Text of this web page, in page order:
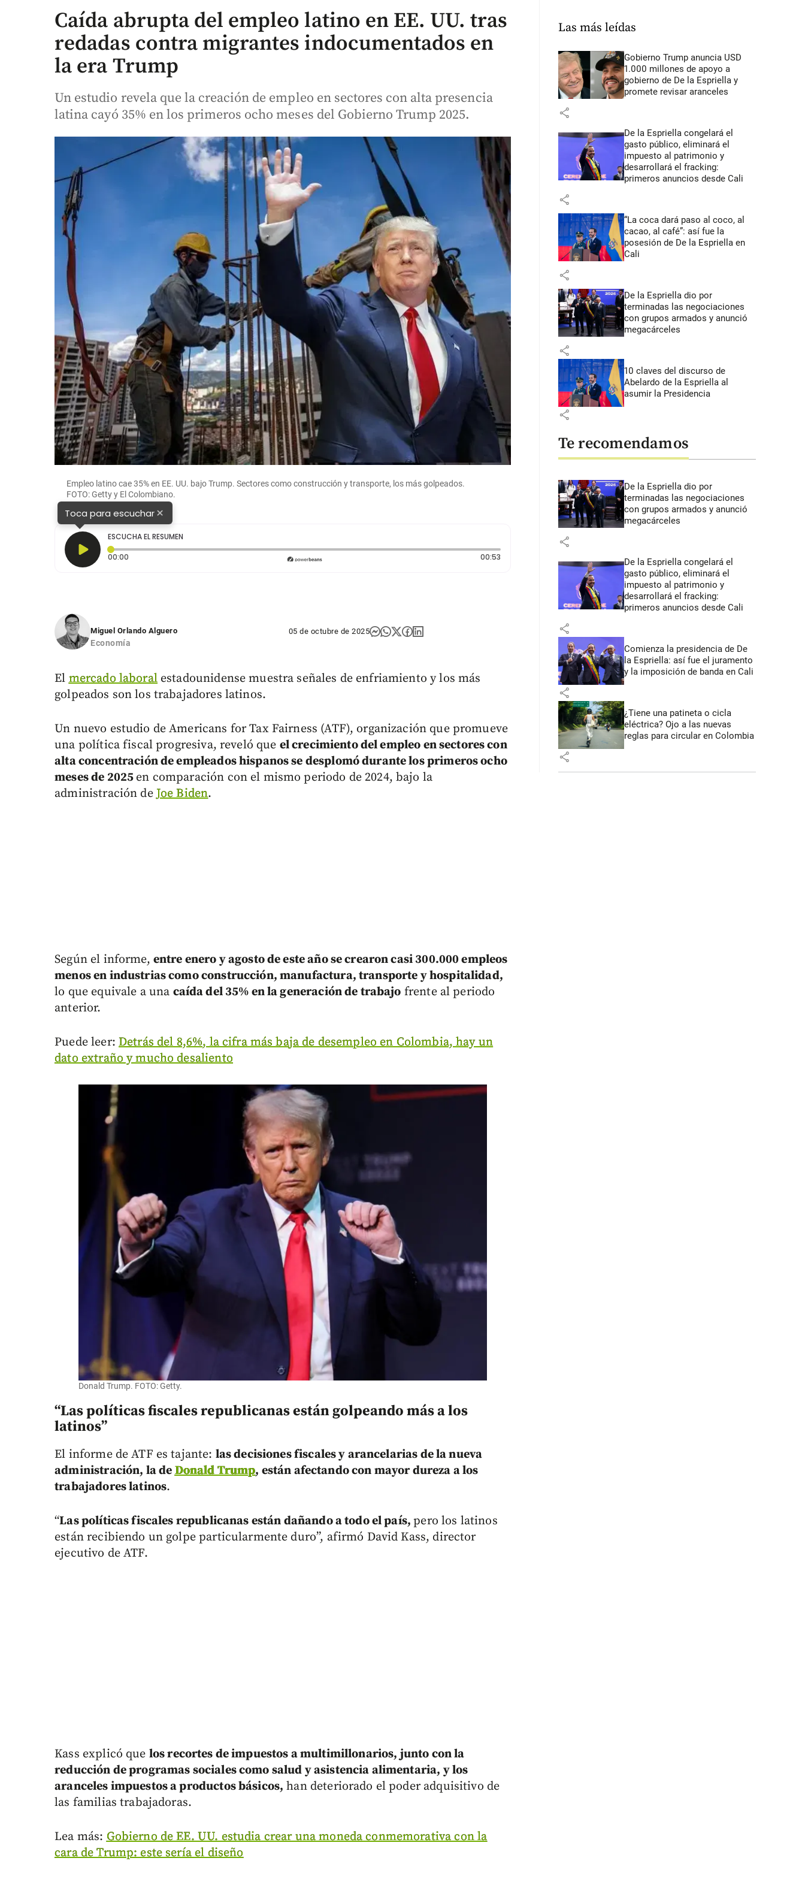
Caída abrupta del empleo latino en EE. UU. tras
redadas contra migrantes indocumentados en
la era Trump
Un estudio revela que la creación de empleo en sectores con alta presencia
latina cayó 35% en los primeros ocho meses del Gobierno Trump 2025.
Empleo latino cae 35% en EE. UU. bajo Trump. Sectores como construcción y transporte, los más golpeados.
FOTO: Getty y El Colombiano.
Toca para escuchar×
ESCUCHA EL RESUMEN
00:00
00:53Duración: 53 segundos
Miguel Orlando Alguero
Economía
05 de octubre de 2025
Elmercado laboralestadounidense muestra señales de enfriamiento y los más
golpeados son los trabajadores latinos.
Un nuevo estudio de Americans for Tax Fairness (ATF), organización que promueve
una política fiscal progresiva, reveló que el crecimiento del empleo en sectores con
alta concentración de empleados hispanos se desplomó durante los primeros ocho
meses de 2025 en comparación con el mismo periodo de 2024, bajo la
administración deJoe Biden.
Según el informe, entre enero y agosto de este año se crearon casi 300.000 empleos
menos en industrias como construcción, manufactura, transporte y hospitalidad,
lo que equivale a una caída del 35% en la generación de trabajo frente al periodo
anterior.
Puede leer: Detrás del 8,6%, la cifra más baja de desempleo en Colombia, hay un
dato extraño y mucho desaliento
Donald Trump. FOTO: Getty.
“Las políticas fiscales republicanas están golpeando más a los
latinos”
El informe de ATF es tajante: las decisiones fiscales y arancelarias de la nueva
administración, la de Donald Trump, están afectando con mayor dureza a los
trabajadores latinos.
“Las políticas fiscales republicanas están dañando a todo el país,pero los latinos
están recibiendo un golpe particularmente duro”, afirmó David Kass, director
ejecutivo de ATF.
Kass explicó que los recortes de impuestos a multimillonarios, junto con la
reducción de programas sociales como salud y asistencia alimentaria, y los
aranceles impuestos a productos básicos, han deteriorado el poder adquisitivo de
las familias trabajadoras.
Lea más: Gobierno de EE. UU. estudia crear una moneda conmemorativa con la
cara de Trump: este sería el diseño
Las más leídas
Gobierno Trump anuncia USD
1.000 millones de apoyo a
gobierno de De la Espriella y
promete revisar aranceles
share
De la Espriella congelará el
gasto público, eliminará el
impuesto al patrimonio y
desarrollará el fracking:
primeros anuncios desde Cali
share
“La coca dará paso al coco, al
cacao, al café”: así fue la
posesión de De la Espriella en
Cali
share
De la Espriella dio por
terminadas las negociaciones
con grupos armados y anunció
megacárceles
share
10 claves del discurso de
Abelardo de la Espriella al
asumir la Presidencia
share
Te recomendamos
De la Espriella dio por
terminadas las negociaciones
con grupos armados y anunció
megacárceles
share
De la Espriella congelará el
gasto público, eliminará el
impuesto al patrimonio y
desarrollará el fracking:
primeros anuncios desde Cali
share
Comienza la presidencia de De
la Espriella: así fue el juramento
y la imposición de banda en Cali
share
¿Tiene una patineta o cicla
eléctrica? Ojo a las nuevas
reglas para circular en Colombia
share